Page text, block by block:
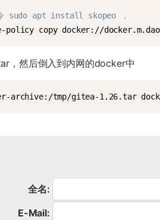
sudo apt install skopeo ，
policy copy docker://
，然后倒入到内网的docker中
archive:/tmp/gitea-1.26.tar
全名:
E-Mail: